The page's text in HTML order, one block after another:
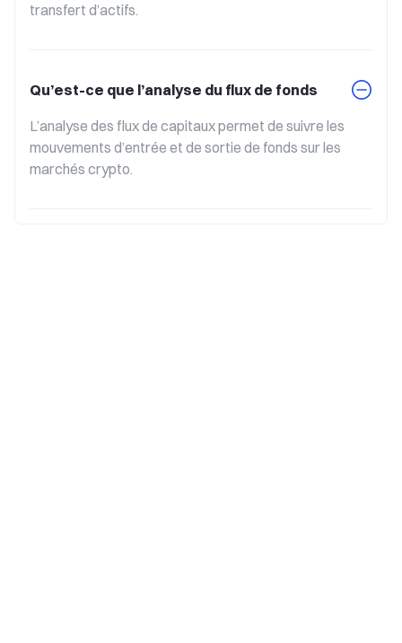
transfert d’actifs.
Qu’est-ce que l’analyse du flux de fonds
L’analyse des flux de capitaux permet de suivre les
mouvements d’entrée et de sortie de fonds sur les
marchés crypto.